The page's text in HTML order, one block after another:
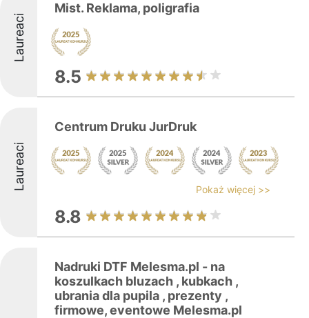
Laureaci
Mist. Reklama, poligrafia
8.5
Laureaci
Centrum Druku JurDruk
Pokaż więcej >>
8.8
Nadruki DTF Melesma.pl - na
koszulkach bluzach , kubkach ,
ubrania dla pupila , prezenty ,
firmowe, eventowe Melesma.pl